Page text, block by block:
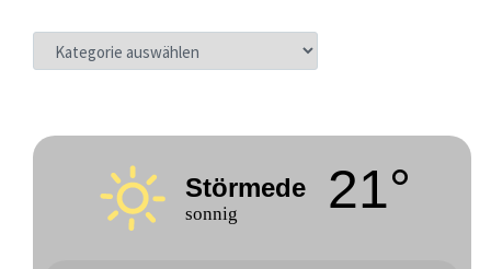
KATEGORIEN
Störmede
sonnig 21°